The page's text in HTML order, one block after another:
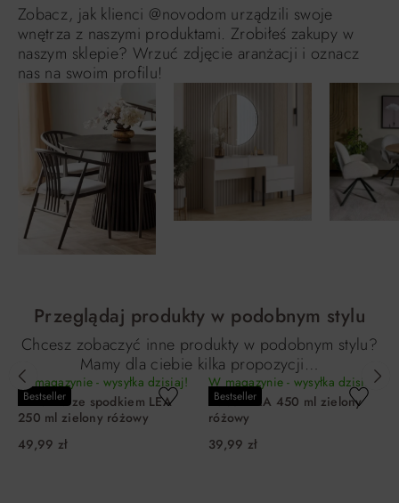
Zobacz, jak klienci @novodom urządzili swoje
wnętrza z naszymi produktami. Zrobiłeś zakupy w
naszym sklepie? Wrzuć zdjęcie aranżacji i oznacz
nas na swoim profilu!
Przeglądaj produkty w podobnym stylu
Chcesz zobaczyć inne produkty w podobnym stylu?
Mamy dla ciebie kilka propozycji…
Bestseller
W magazynie - wysyłka dzisiaj!
Filiżanka ze spodkiem LEA
250 ml zielony różowy
49,99 zł
Bestseller
W magazynie - wysyłka dzisiaj!
Kubek LEA 450 ml zielony
różowy
39,99 zł